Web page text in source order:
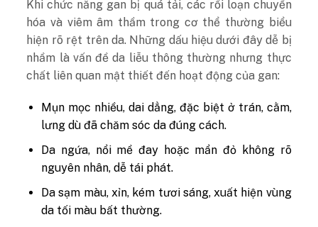
Khi chức năng gan bị quá tải, các rối loạn chuyển
hóa và viêm âm thầm trong cơ thể thường biểu
hiện rõ rệt trên da. Những dấu hiệu dưới đây dễ bị
nhầm là vấn đề da liễu thông thường nhưng thực
chất liên quan mật thiết đến hoạt động của gan:
Mụn mọc nhiều, dai dẳng, đặc biệt ở trán, cằm,
lưng dù đã chăm sóc da đúng cách.
Da ngứa, nổi mề đay hoặc mẩn đỏ không rõ
nguyên nhân, dễ tái phát.
Da sạm màu, xỉn, kém tươi sáng, xuất hiện vùng
da tối màu bất thường.